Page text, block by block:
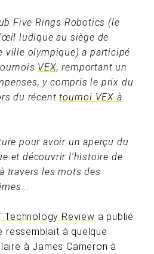
Five Rings Robotics (le
ludique au siège de
ville olympique) a participé
VEX, remportant un
y compris le prix du
du récenttournoi VEX à
pour avoir un aperçu du
et découvrir l'histoire de
travers les mots des
Technology Review a publié
ressemblait à quelque
à James Cameron à